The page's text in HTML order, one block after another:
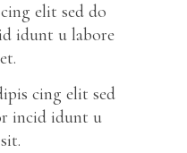
elit sed do
idunt u labore
cing elit sed
incid idunt u